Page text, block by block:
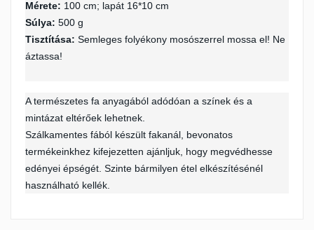
Mérete: 100 cm; lapát 16*10 cm
Súlya: 500 g
Tisztítása: Semleges folyékony mosószerrel mossa el! Ne
áztassa!
A természetes fa anyagából adódóan a színek és a
mintázat eltérőek lehetnek.
Szálkamentes fából készült fakanál, bevonatos
termékeinkhez kifejezetten ajánljuk, hogy megvédhesse
edényei épségét. Szinte bármilyen étel elkészítésénél
használható kellék.